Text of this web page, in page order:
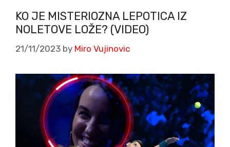
KO JE MISTERIOZNA LEPOTICA IZ
NOLETOVE LOŽE? (VIDEO)
21/11/2023 by Miro Vujinovic